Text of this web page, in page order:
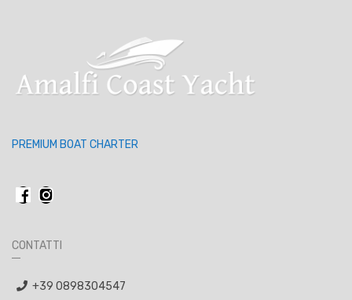
PREMIUM BOAT CHARTER
CONTATTI
+39 0898304547